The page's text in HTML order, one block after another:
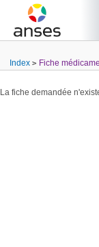
Index Fiche
La fiche demandée